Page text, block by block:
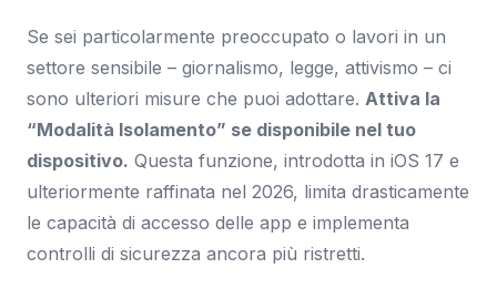
Se sei particolarmente preoccupato o lavori in un
settore sensibile – giornalismo, legge, attivismo – ci
sono ulteriori misure che puoi adottare. Attiva la
“Modalità Isolamento” se disponibile nel tuo
dispositivo. Questa funzione, introdotta in iOS 17 e
ulteriormente raffinata nel 2026, limita drasticamente
le capacità di accesso delle app e implementa
controlli di sicurezza ancora più ristretti.